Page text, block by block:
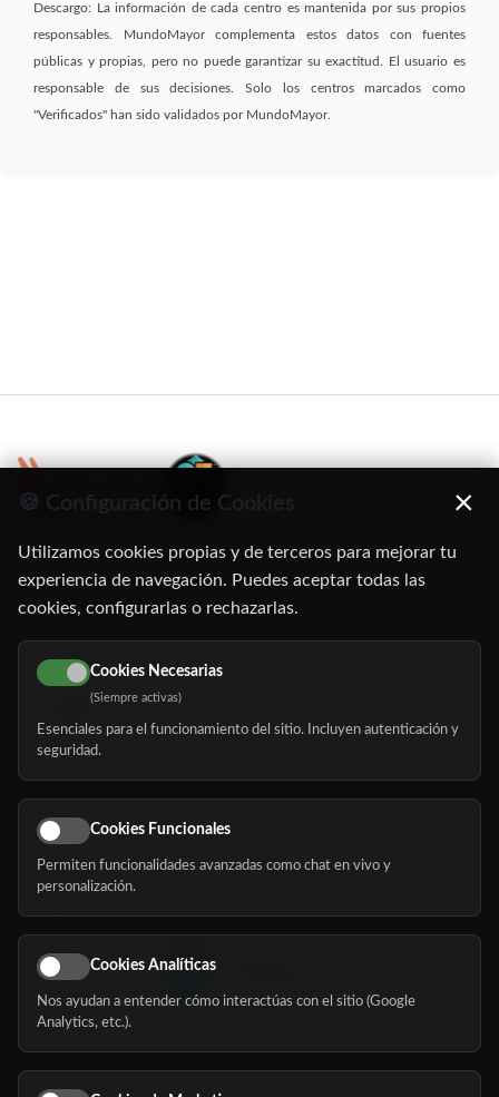
Descargo: La información de cada centro es mantenida por sus propios
responsables. MundoMayor complementa estos datos con fuentes
públicas y propias, pero no puede garantizar su exactitud. El usuario es
responsable de sus decisiones. Solo los centros marcados como
"Verificados" han sido validados por MundoMayor.
C/ Oruro, 11. 28016 Madrid
91 345 06 26
616 113 103
hola@mundomayor.com
Buscador de residencias
Eventos
Nosotros
Síguenos
🍪 Configuración de Cookies ×
Utilizamos cookies propias y de terceros para mejorar tu
experiencia de navegación. Puedes aceptar todas las
cookies, configurarlas o rechazarlas.
Cookies Necesarias
(Siempre activas)
Esenciales para el funcionamiento del sitio. Incluyen autenticación y
seguridad.
Cookies Funcionales
Permiten funcionalidades avanzadas como chat en vivo y
personalización.
Cookies Analíticas
Nos ayudan a entender cómo interactúas con el sitio (Google
Analytics, etc.).